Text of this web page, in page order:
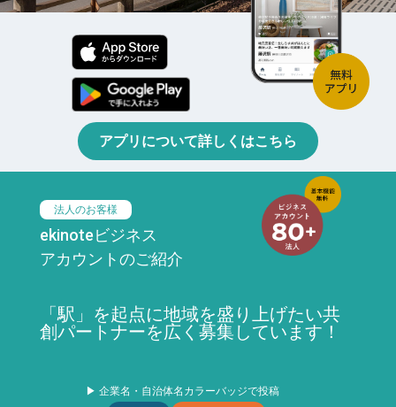
アプリについて詳しくはこちら
法人のお客様
ekinoteビジネス
アカウントのご紹介
「駅」を起点に地域を盛り上げたい共
創パートナーを広く募集しています！
▶ 企業名・自治体名カラーバッジで投稿